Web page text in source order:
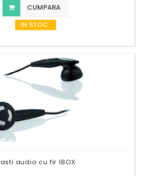
CUMPARA
IN STOC
audio cu fir IBOX